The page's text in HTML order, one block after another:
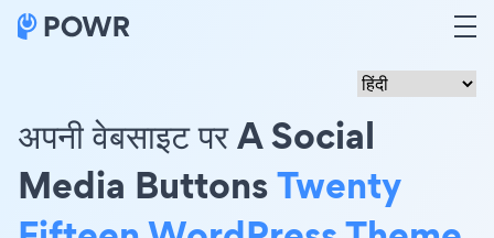
अपनी वेबसाइट पर A Social
Media ButtonsTwenty